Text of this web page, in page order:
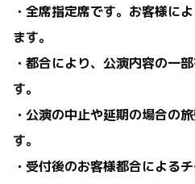
・全席指定席です。お客様に
ます。
・都合により、公演内容の一
す。
・公演の中止や延期の場合の
す。
・受付後のお客様都合による